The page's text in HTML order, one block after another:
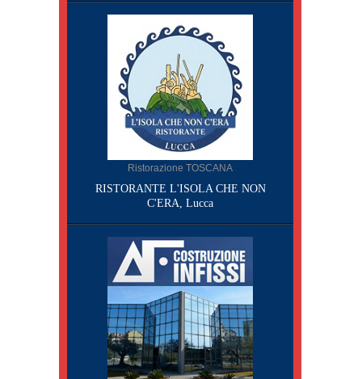
Ristorazione TOSCANA
RISTORANTE L'ISOLA CHE NON
C'ERA, Lucca